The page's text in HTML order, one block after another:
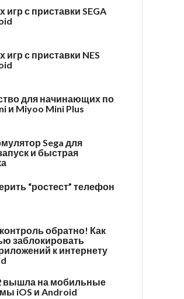
игр с приставки SEGA
игр с приставки NES
для начинающих по
и Miyoo Mini Plus
Sega для
и быстрая
“ростест” телефон
обратно! Как
заблокировать
к интернету
вышла на мобильные
iOS и Android